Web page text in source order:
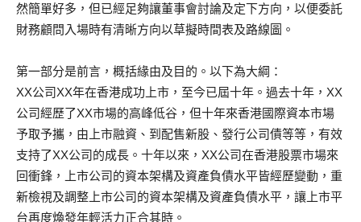
然簡單好多，但已經足夠讓董事會討論及定下方向，以便委託
財務顧問入場時有清晰方向以草擬時間表及路線圖。
第一部分是前言，概括緣由及目的。以下為大綱：
XX公司XX年在香港成功上市，至今已屆十年。過去十年，XX
公司經歷了XX市場的高峰低谷，但十年來香港國際資本市場
予取予攜，由上市融資、到配售新股、發行公司債等等，有效
支持了XX公司的成長。十年以來，XX公司在香港股票市場來
回衝鋒，上市公司的資本架構及資產負債水平皆經歷變動，重
新檢視及調整上市公司的資本架構及資產負債水平，讓上市平
台再度煥發年輕活力正合其時。